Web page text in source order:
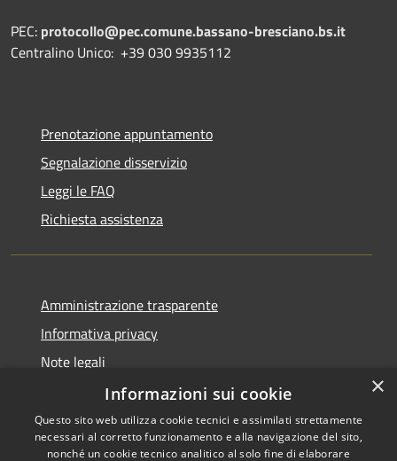
PEC: protocollo@pec.comune.bassano-bresciano.bs.it
Centralino Unico: +39 030 9935112
Prenotazione appuntamento
Segnalazione disservizio
Leggi le FAQ
Richiesta assistenza
Amministrazione trasparente
Informativa privacy
Note legali
Dichiarazione di accessibilità
×
Informazioni sui cookie
Questo sito web utilizza cookie tecnici e assimilati strettamente
necessari al corretto funzionamento e alla navigazione del sito,
nonché un cookie tecnico analitico al solo fine di elaborare